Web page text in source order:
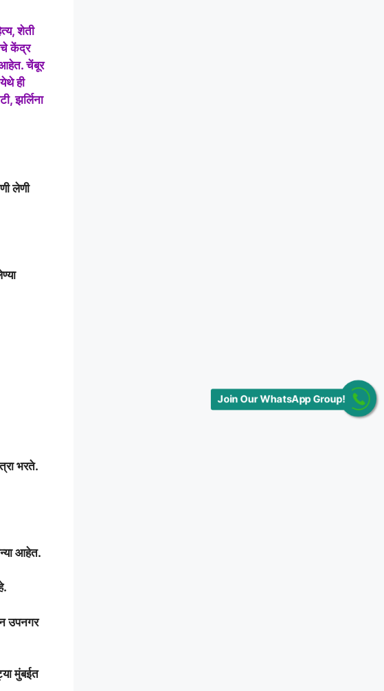
शेती
केंद्र
आहेत. चेंबूर
ही
झर्लिना
लेणी
भरते.
आहेत.
उपनगर
मुंबईत
Join Our WhatsApp Group!